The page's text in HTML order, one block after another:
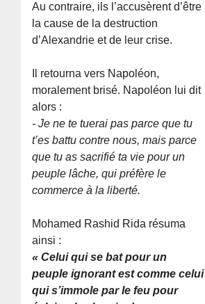
Au contraire, ils l’accusèrent d’être
la cause de la destruction
d’Alexandrie et de leur crise.
Il retourna vers Napoléon,
moralement brisé. Napoléon lui dit
alors :
- Je ne te tuerai pas parce que tu
t’es battu contre nous, mais parce
que tu as sacrifié ta vie pour un
peuple lâche, qui préfère le
commerce à la liberté.
Mohamed Rashid Rida résuma
ainsi :
« Celui qui se bat pour un
peuple ignorant est comme celui
qui s’immole par le feu pour